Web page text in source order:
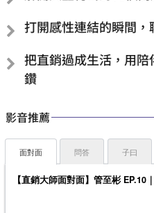
打開感性連結的瞬間
把直銷過成生活，用陪伴走出長
鑽
影音推薦
面對面
【直銷大師面對面】管至彬 EP.10
問答 子曰